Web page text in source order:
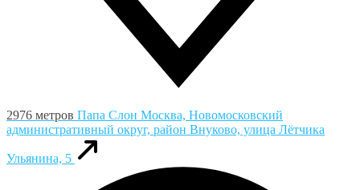
2976 метров Папа Слон Москва, Новомосковский
административный округ, район Внуково, улица Лётчика
Ульянина, 5